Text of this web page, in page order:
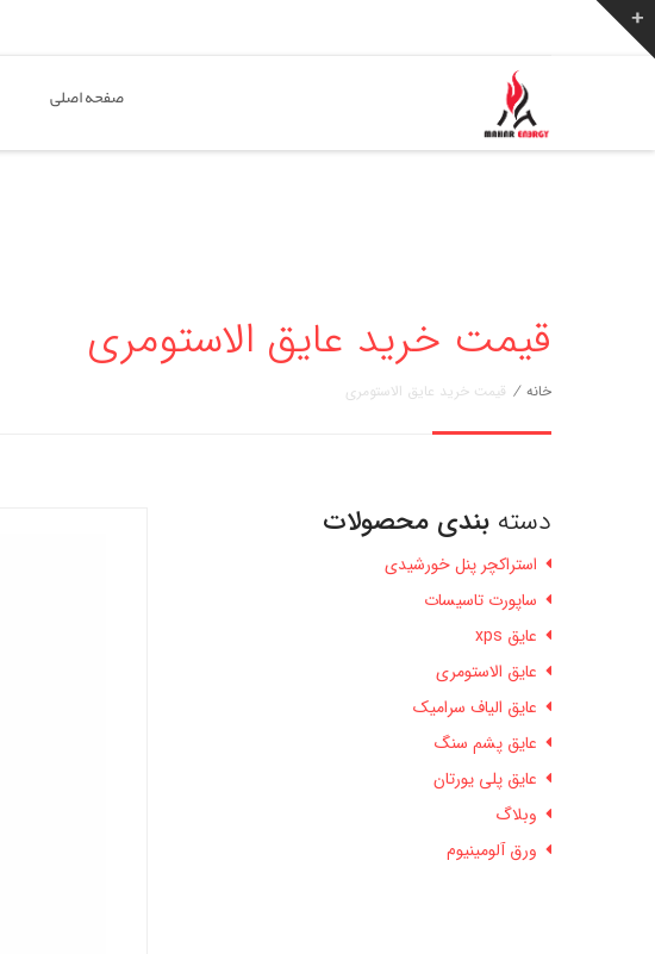
صفحه اصلی
قیمت خرید عایق الاستومری
خانه / قیمت خرید عایق الاستومری
دسته بندی محصولات
استراکچر پنل خورشیدی
ساپورت تاسیسات
عایق xps
عایق الاستومری
عایق الیاف سرامیک
عایق پشم سنگ
عایق پلی یورتان
وبلاگ
ورق آلومینیوم